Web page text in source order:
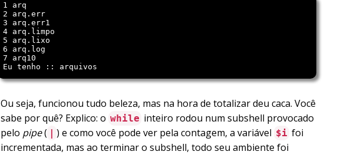
1 arq
2 arq.err
3 arq.err1
4 arq.limpo
5 arq.lixo
6 arq.log
7 arq10
Ou seja, funcionou tudo beleza, mas na hora de totalizar deu caca. Você
sabe por quê? Explico: o while inteiro rodou num subshell provocado
pelo pipe( | ) e como você pode ver pela contagem, a variável $i foi
incrementada, mas ao terminar o subshell, todo seu ambiente foi